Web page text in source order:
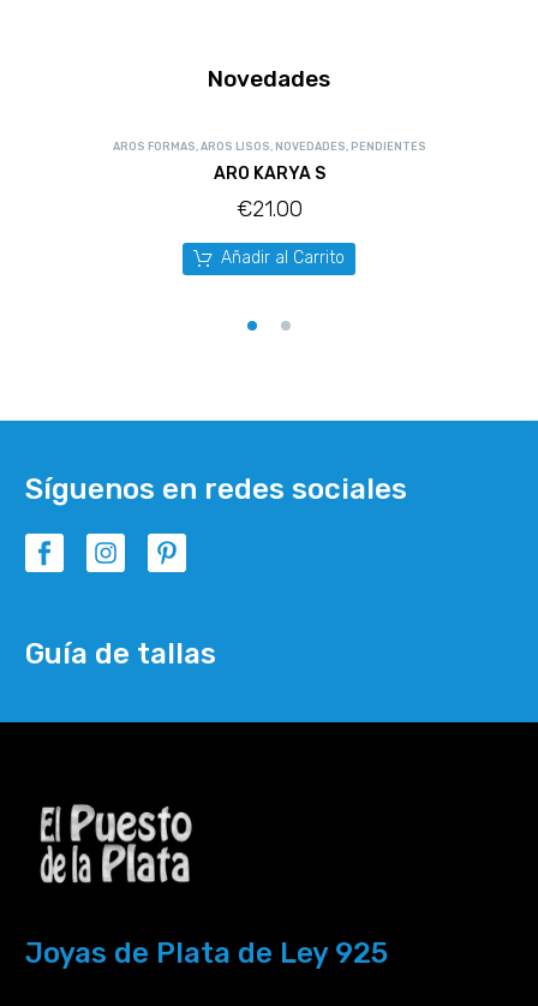
Novedades
AROS FORMAS AROS LISOS NOVEDADES PENDIENTES
ARO KARYA S
€21.00
Añadir al Carrito
Síguenos en redes sociales
Guía de tallas
Joyas de Plata de Ley 925